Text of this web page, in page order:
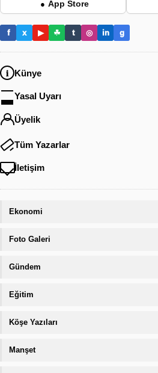
● App Store
f x ▶ ☘ t ◎ in g
Künye
Yasal Uyarı
Üyelik
Tüm Yazarlar
İletişim
Ekonomi
Foto Galeri
Gündem
Eğitim
Köşe Yazıları
Manşet